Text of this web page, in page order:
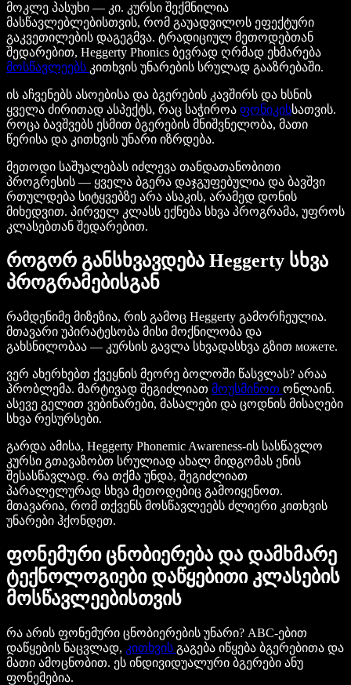
მოკლე პასუხი — კი. კურსი შექმნილია
მასწავლებლებისთვის, რომ გაუადვილოს ეფექტური
გაკვეთილების დაგეგმვა. ტრადიციულ მეთოდებთან
შედარებით, Heggerty Phonics ბევრად ღრმად ეხმარება
მოსწავლეებს კითხვის უნარების სრულად გააზრებაში.
ის აჩვენებს ასოებისა და ბგერების კავშირს და ხსნის
ყველა ძირითად ასპექტს, რაც საჭიროა ფონიკისსათვის.
როცა ბავშვებს ესმით ბგერების მნიშვნელობა, მათი
წერისა და კითხვის უნარი იზრდება.
მეთოდი საშუალებას იძლევა თანდათანობითი
პროგრესის — ყველა ბგერა დაჯგუფებულია და ბავშვი
რთულდება სიტყვებზე არა ასაკის, არამედ დონის
მიხედვით. პირველ კლასს ექნება სხვა პროგრამა, უფროს
კლასებთან შედარებით.
როგორ განსხვავდება Heggerty სხვა
პროგრამებისგან
რამდენიმე მიზეზია, რის გამოც Heggerty გამორჩეულია.
მთავარი უპირატესობა მისი მოქნილობა და
გახსნილობაა — კურსის გავლა სხვადასხვა გზით можете.
ვერ ახერხებთ ქვეყნის მეორე ბოლოში წასვლას? არაა
პრობლემა. მარტივად შეგიძლიათ მოუსმინოთ ონლაინ.
ასევე გელით ვებინარები, მასალები და ცოდნის მისაღები
სხვა რესურსები.
გარდა ამისა, Heggerty Phonemic Awareness-ის სასწავლო
კურსი გთავაზობთ სრულიად ახალ მიდგომას ენის
შესასწავლად. რა თქმა უნდა, შეგიძლიათ
პარალელურად სხვა მეთოდებიც გამოიყენოთ.
მთავარია, რომ თქვენს მოსწავლეებს ძლიერი კითხვის
უნარები ჰქონდეთ.
ფონემური ცნობიერება და დამხმარე
ტექნოლოგიები დაწყებითი კლასების
მოსწავლეებისთვის
რა არის ფონემური ცნობიერების უნარი? ABC-ებით
დაწყების ნაცვლად, კითხვის გაგება იწყება ბგერებითა და
მათი ამოცნობით. ეს ინდივიდუალური ბგერები ანუ
ფონემებია.